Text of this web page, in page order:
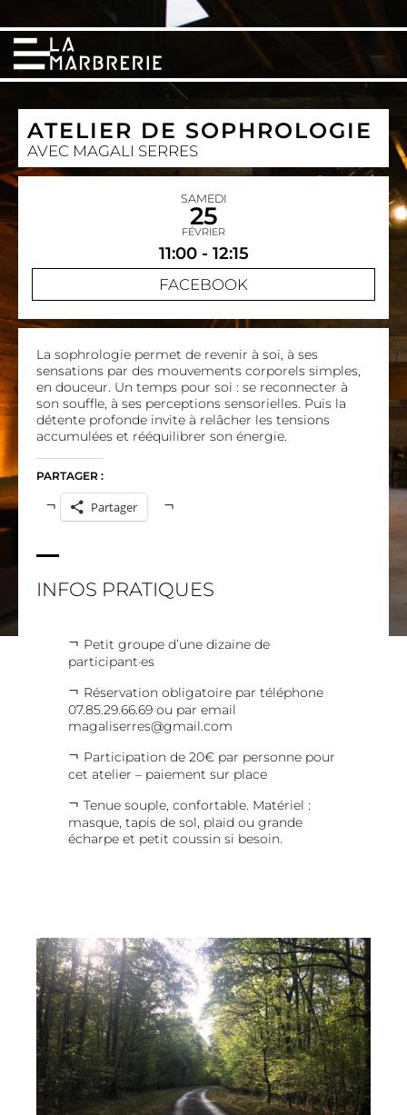
ATELIER DE SOPHROLOGIE
AVEC MAGALI SERRES
SAMEDI
25
FÉVRIER
11:00 - 12:15
FACEBOOK
La sophrologie permet de revenir à soi, à ses
sensations par des mouvements corporels simples,
en douceur. Un temps pour soi : se reconnecter à
son souffle, à ses perceptions sensorielles. Puis la
détente profonde invite à relâcher les tensions
accumulées et rééquilibrer son énergie.
PARTAGER :
Partager
INFOS PRATIQUES
Petit groupe d’une dizaine de
participant·es
Réservation obligatoire par téléphone
07.85.29.66.69 ou par email
magaliserres@gmail.com
Participation de 20€ par personne pour
cet atelier – paiement sur place
Tenue souple, confortable. Matériel :
masque, tapis de sol, plaid ou grande
écharpe et petit coussin si besoin.